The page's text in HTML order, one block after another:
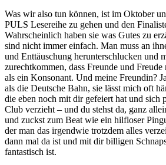
Was wir also tun können, ist im Oktober
PULS Lesereihe zu gehen und den
Wahrscheinlich haben sie was Gutes zu
sind nicht immer einfach. Man muss an
und Enttäuschung herunterschlucken und
zurechtkommen, dass Freunde und
als ein Konsonant. Und meine Freundin?
als die Deutsche Bahn, sie lässt mich oft
die eben noch mit dir gefeiert hat und sich
Club verzieht – und du stehst da, ganz
und zuckst zum Beat wie ein hilfloser
der man das irgendwie trotzdem alles
dann mal da ist und mit dir billigen
fantastisch ist.